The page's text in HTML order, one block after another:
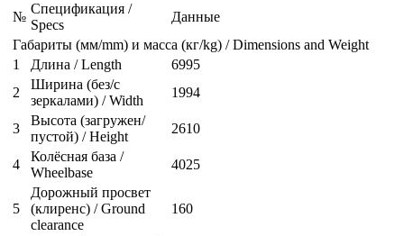
№
Спецификация /
Specs
Данные
Габариты (мм/mm) и масса (кг/kg) / Dimensions and Weight
1
Длина / Length
6995
2
Ширина (без/с
зеркалами) / Width
1994
3
Высота (загружен/
пустой) / Height
2610
4
Колёсная база /
Wheelbase
4025
5
Дорожный просвет
(клиренс) / Ground
clearance
160